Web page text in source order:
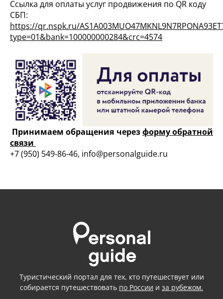
Ссылка для оплаты услуг продвижения по QR коду
СБП:
https://qr.nspk.ru/
type=01&bank=100000000284&crc=4574
Принимаем обращения черезформу обратной
связи
+7 (950) 549-86-46, info@personalguide.ru
Туристический портал для тех, кто путешествует или
собирается путешествовать по России и за рубежом.